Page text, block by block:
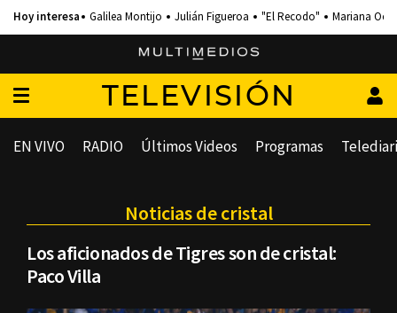
Galilea Montijo Julián Figueroa "El Recodo" Mariana
TELEVISIÓN
EN VIVO RADIO Últimos Videos Programas
Noticias de cristal
Los aficionados de Tigres son de cristal:
Paco Villa